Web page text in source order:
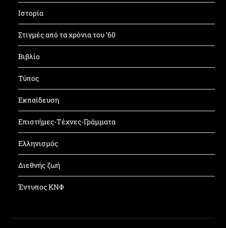
Ιστορία
Στιγμές από τα χρόνια του ’60
Βιβλίο
Τύπος
Εκπαίδευση
Επιστήμες-Τέχνες-Γράμματα
Ελληνισμός
Διεθνής ζωή
Έντυπος ΚΝΦ